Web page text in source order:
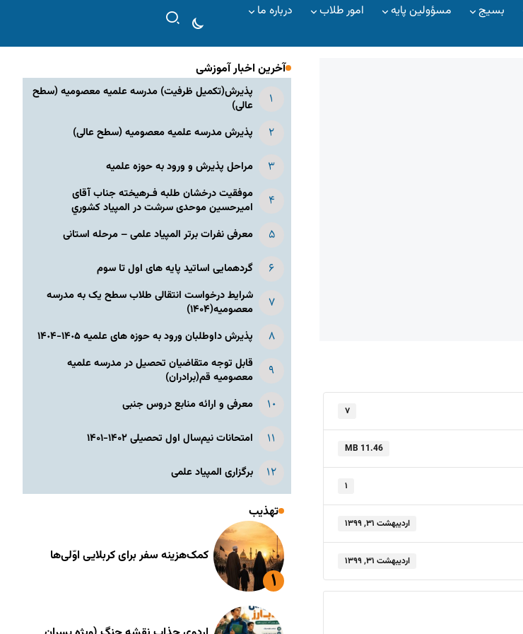
بسیج مسؤولین پایه امور طلاب درباره ما
۷
11.46 MB
۱
اردیبهشت ۳۱, ۱۳۹۹
اردیبهشت ۳۱, ۱۳۹۹
آخرین اخبار آموزشی
پذیرش(تکمیل ظرفیت) مدرسه علمیه معصومیه‌ (سطح
عالی)
پذیرش مدرسه علمیه معصومیه‌ (سطح عالی)
مراحل پذیرش و ورود به حوزه علمیه
موفقیت درخشان طلبه فـرهیخته جناب آقای
امیرحسین موحدی سرشت در المپياد كشوري
معرفی نفرات برتر المپیاد علمی – مرحله استانی
گردهمایی اساتید پایه های اول تا سوم
شرایط درخواست انتقالی طلاب سطح یک به مدرسه
معصومیه(۱۴۰۴)
پذیرش داوطلبان ورود به حوزه های علمیه ١۴٠۵-١۴٠۴
قابل توجه متقاضیان تحصیل در مدرسه علمیه
معصومیه قم(برادران)
معرفی و ارائه منابع دروس جنبی
امتحانات نیم‌سال اول تحصیلی ۱۴۰۲-۱۴۰۱
برگزاری المپیاد علمی
تهذیب
کمک‌هزینه سفر برای کربلایی اوّلی‌ها